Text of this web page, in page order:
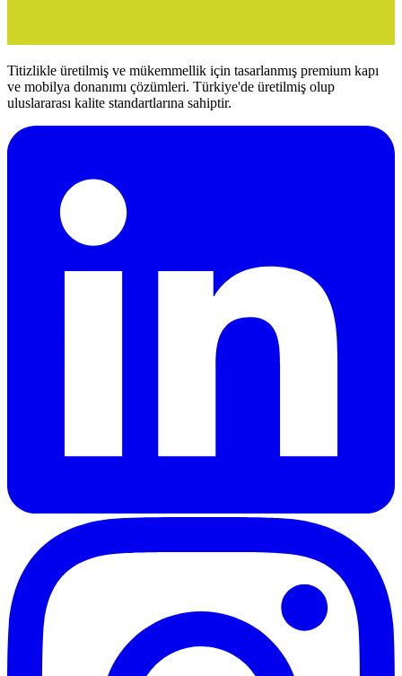
Titizlikle üretilmiş ve mükemmellik için tasarlanmış premium kapı
ve mobilya donanımı çözümleri. Türkiye'de üretilmiş olup
uluslararası kalite standartlarına sahiptir.